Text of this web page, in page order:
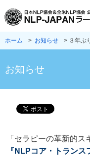
ホーム > お知らせ > ３年ぶ
お知らせ
「セラピーの革新的ス
『NLPコア・トランス